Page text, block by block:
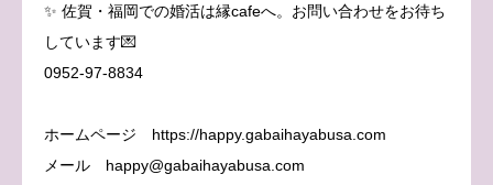
✨ 佐賀・福岡での婚活は縁cafeへ。お問い合わせをお待ち
しています💌
0952-97-8834
ホームページ https://happy.gabaihayabusa.com
メール happy@gabaihayabusa.com